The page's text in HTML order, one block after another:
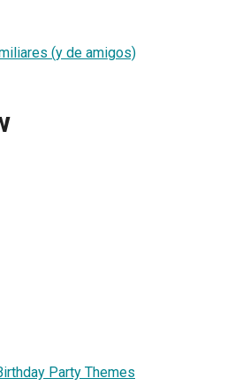
(y de amigos)
Party Themes